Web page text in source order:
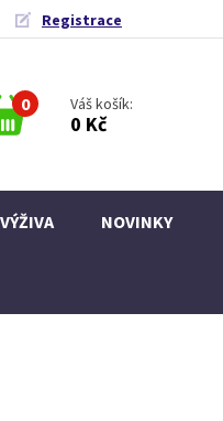
Registrace
0 Váš košík:
0 Kč
NOVINKY